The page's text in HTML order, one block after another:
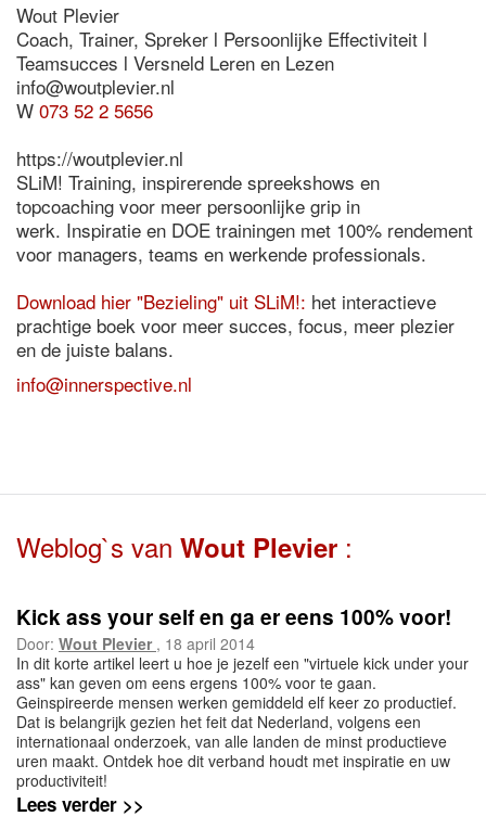
Wout Plevier
Coach, Trainer, Spreker l Persoonlijke Effectiviteit l
Teamsucces l Versneld Leren en Lezen
info@woutplevier.nl
W 073 52 2 5656
https://woutplevier.nl
SLiM! Training, inspirerende spreekshows en
topcoaching voor meer persoonlijke grip in
werk. Inspiratie en DOE trainingen met 100% rendement
voor managers, teams en werkende professionals.
Download hier "Bezieling" uit SLiM!: het interactieve
prachtige boek voor meer succes, focus, meer plezier
en de juiste balans.
info@innerspective.nl
Weblog`s van Wout Plevier :
Kick ass your self en ga er eens 100% voor!
Door: Wout Plevier , 18 april 2014
In dit korte artikel leert u hoe je jezelf een "virtuele kick under your
ass" kan geven om eens ergens 100% voor te gaan.
Geinspireerde mensen werken gemiddeld elf keer zo productief.
Dat is belangrijk gezien het feit dat Nederland, volgens een
internationaal onderzoek, van alle landen de minst productieve
uren maakt. Ontdek hoe dit verband houdt met inspiratie en uw
productiviteit!
Lees verder >>